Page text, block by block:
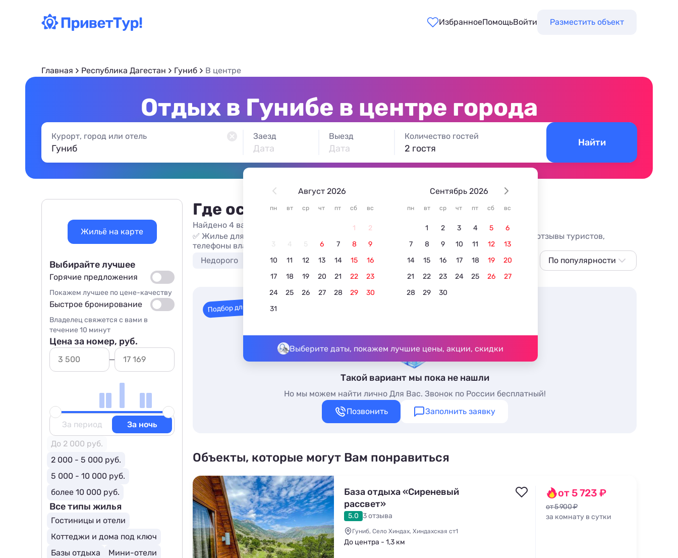
ИзбранноеПомощьВойти Разместить объект
Главная Республика Дагестан Гуниб В центре
Отдых в Гунибе в центре города
Курорт, город или отель Заезд
Дата
Выезд
Дата
Август 2026
пн вт ср чт пт сб вс
1
2
3
4 5 6 7 8
9
10
11 12 13 14 15
16
17
18 19 20 21 22
23
24
25 26 27 28 29
30
31
Сентябрь 2026
пн вт ср чт пт сб вс
1 2 3 4 5
6
7
8 9 10 11 12
13
14
15 16 17 18 19
20
21
22 23 24 25 26
27
28
29 30
Выберите даты, покажем лучшие цены, акции, скидки
Количество гостей
2 гостя
Найти
Где остановиться в Гунибе
Найдено 4 варианта жилья из 4
✅ Жилье для отдыха в центре Гуниба - лучшие цены на жилье в центре (от 3500 руб.), отзывы туристов,
телефоны владельцев.
Недорого
С питанием С детьми
По популярности
Подбор для вас
Такой вариант мы пока не нашли
Но мы можем найти лично Для Вас. Звонок по России бесплатный!
Позвонить
Заполнить заявку
Объекты, которые могут Вам понравиться
База отдыха «Сиреневый
рассвет»
5.0 3 отзыва
Гуниб, Село Хиндах, Хиндахская ст1
До центра - 1,3 км
от 5 723 ₽
от 5 900 ₽
за комнату в сутки
Жильё на карте
Выбирайте лучшее
Горячие предложения
Покажем лучшее по цене-качеству
Быстрое бронирование
Владелец свяжется с вами в
течение 10 минут
Цена за номер, руб.
За период
За ночь
До 2 000 руб.
2 000 - 5 000 руб.
5 000 - 10 000 руб.
более 10 000 руб.
Все типы жилья
Гостиницы и отели
Коттеджи и дома под ключ
Базы отдыха
Мини-отели